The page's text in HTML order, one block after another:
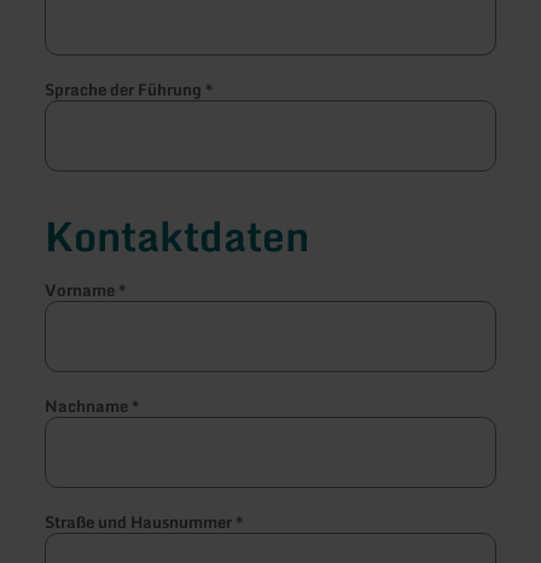
Sprache der Führung *
Kontaktdaten
Vorname*
Nachname*
Straße und Hausnummer*